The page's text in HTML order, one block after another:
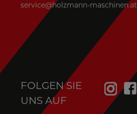
service@holzmann-maschinen.at
FOLGEN SIE
UNS AUF